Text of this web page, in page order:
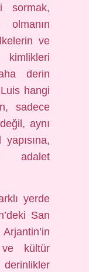
sormak,
ve
kimlikleri
derin
hangi
sadece
aynı
adalet
yerde
San
kültür